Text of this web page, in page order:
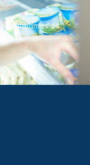
retomamos os